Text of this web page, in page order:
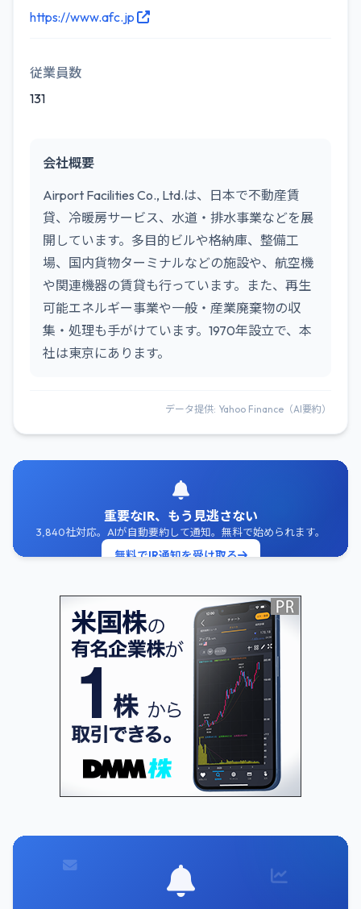
https://www.afc.jp
従業員数
131
会社概要
Airport Facilities Co., Ltd.は、日本で不動産賃
貸、冷暖房サービス、水道・排水事業などを展
開しています。多目的ビルや格納庫、整備工
場、国内貨物ターミナルなどの施設や、航空機
や関連機器の賃貸も行っています。また、再生
可能エネルギー事業や一般・産業廃棄物の収
集・処理も手がけています。1970年設立で、本
社は東京にあります。
データ提供: Yahoo Finance（AI要約）
重要なIR、もう見逃さない
3,840社対応。AIが自動要約して通知。無料で始められます。
無料でIR通知を受け取る